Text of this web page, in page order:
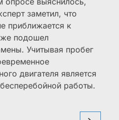
заметил, что
приближается к
подошел
Учитывая пробег
двигателя является
работы.